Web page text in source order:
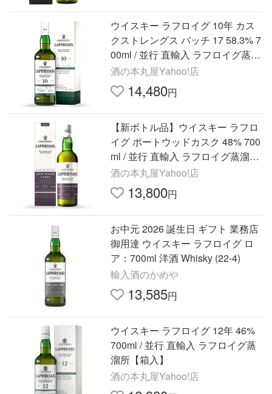
ウイスキー ラフロイグ 10年 カス
クストレングス バッチ 17 58.3% 7
00ml / 並行 直輸入 ラフロイグ蒸溜
所【箱入】
酒の本丸屋Yahoo!店
14,480円
【新ボトル品】ウイスキー ラフロ
イグ ポートウッドカスク 48% 700
ml / 並行 直輸入 ラフロイグ蒸溜所
【箱入】
酒の本丸屋Yahoo!店
13,800円
お中元 2026 誕生日 ギフト 業務店
御用達 ウイスキー ラフロイグ ロ
ア：700ml 洋酒 Whisky (22-4)
輸入酒のかめや
13,585円
ウイスキー ラフロイグ 12年 46%
700ml / 並行 直輸入 ラフロイグ蒸
溜所【箱入】
酒の本丸屋Yahoo!店